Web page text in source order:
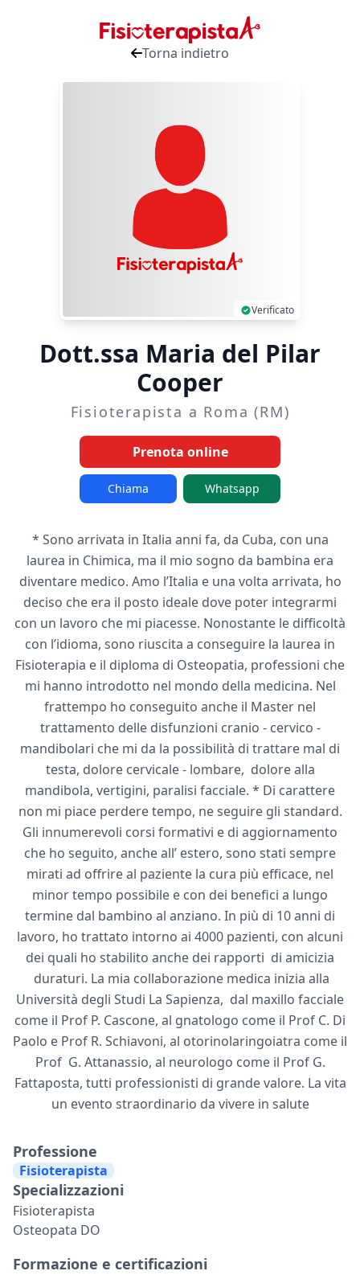
Torna indietro
Verificato
Dott.ssa Maria del Pilar
Cooper
Fisioterapista a Roma (RM)
Prenota online
Chiama Whatsapp
* Sono arrivata in Italia anni fa, da Cuba, con una
laurea in Chimica, ma il mio sogno da bambina era
diventare medico. Amo l’Italia e una volta arrivata, ho
deciso che era il posto ideale dove poter integrarmi
con un lavoro che mi piacesse. Nonostante le difficoltà
con l’idioma, sono riuscita a conseguire la laurea in
Fisioterapia e il diploma di Osteopatia, professioni che
mi hanno introdotto nel mondo della medicina. Nel
frattempo ho conseguito anche il Master nel
trattamento delle disfunzioni cranio - cervico -
mandibolari che mi da la possibilità di trattare mal di
testa, dolore cervicale - lombare, dolore alla
mandibola, vertigini, paralisi facciale. * Di carattere
non mi piace perdere tempo, ne seguire gli standard.
Gli innumerevoli corsi formativi e di aggiornamento
che ho seguito, anche all’ estero, sono stati sempre
mirati ad offrire al paziente la cura più efficace, nel
minor tempo possibile e con dei benefici a lungo
termine dal bambino al anziano. In più di 10 anni di
lavoro, ho trattato intorno ai 4000 pazienti, con alcuni
dei quali ho stabilito anche dei rapporti di amicizia
duraturi. La mia collaborazione medica inizia alla
Università degli Studi La Sapienza, dal maxillo facciale
come il Prof P. Cascone, al gnatologo come il Prof C. Di
Paolo e Prof R. Schiavoni, al otorinolaringoiatra come il
Prof G. Attanassio, al neurologo come il Prof G.
Fattaposta, tutti professionisti di grande valore. La vita
un evento straordinario da vivere in salute
Professione
Fisioterapista
Specializzazioni
Fisioterapista
Osteopata DO
Formazione e certificazioni